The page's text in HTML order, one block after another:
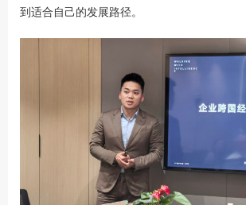
到适合自己的发展路径。